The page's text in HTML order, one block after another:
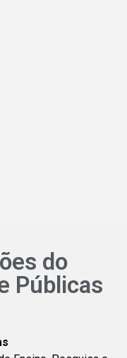
do
Públicas